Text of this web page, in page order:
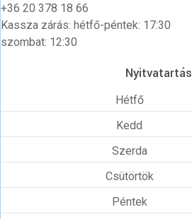
+36 20 378 18 66
Kassza zárás: hétfő-péntek: 17:30
szombat: 12:30
Nyitvatartás
Hétfő
Kedd
Szerda
Csütörtök
Péntek